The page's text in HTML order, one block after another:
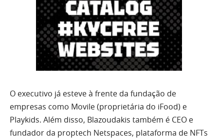
O executivo já esteve à frente da fundação de
empresas como Movile (proprietária do iFood) e
Playkids. Além disso, Blazoudakis também é CEO e
fundador da proptech Netspaces, plataforma de NFTs